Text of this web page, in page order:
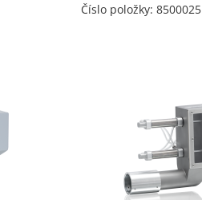
Číslo položky: 8500025